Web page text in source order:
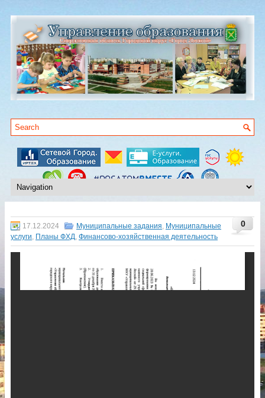
0
17.12.2024 Муниципальные задания, Муниципальные
услуги, Планы ФХД, Финансово-хозяйственная деятельность